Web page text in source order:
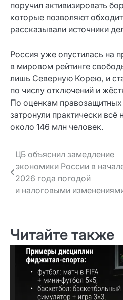
поручил активизировать
которые позволяют
рассказывали источники
Россия уже опустилась на
в мировом рейтинге
лишь Северную Корею, и
по числу отключений и
По оценкам
затронули практически
около 146 млн человек.
Навигация
по записям
ЦБ объяснил замедление
экономики России в
2026 года погодой
и налоговыми
Читайте также